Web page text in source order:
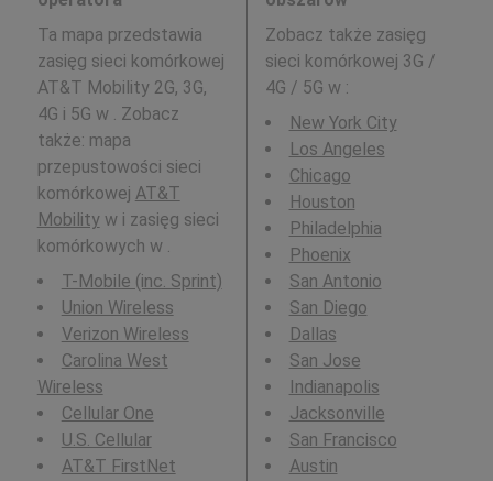
Ta mapa przedstawia
zasięg sieci komórkowej
AT&T Mobility 2G, 3G,
4G i 5G w . Zobacz
także: mapa
przepustowości sieci
komórkowej AT&T
Mobilityw i zasięg sieci
komórkowych w .
T-Mobile (inc. Sprint)
Union Wireless
Verizon Wireless
Carolina West
Wireless
Cellular One
U.S. Cellular
AT&T FirstNet
Zobacz także zasięg
sieci komórkowej 3G /
4G / 5G w :
New York City
Los Angeles
Chicago
Houston
Philadelphia
Phoenix
San Antonio
San Diego
Dallas
San Jose
Indianapolis
Jacksonville
San Francisco
Austin